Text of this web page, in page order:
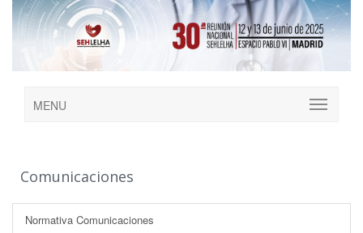
MENU
Comunicaciones
Normativa Comunicaciones